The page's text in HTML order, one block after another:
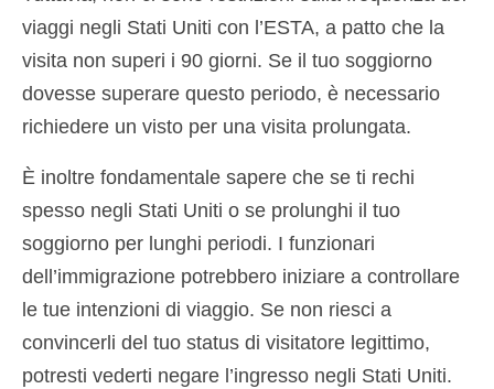
viaggi negli Stati Uniti con l’ESTA, a patto che la
visita non superi i 90 giorni. Se il tuo soggiorno
dovesse superare questo periodo, è necessario
richiedere un visto per una visita prolungata.
È inoltre fondamentale sapere che se ti rechi
spesso negli Stati Uniti o se prolunghi il tuo
soggiorno per lunghi periodi. I funzionari
dell’immigrazione potrebbero iniziare a controllare
le tue intenzioni di viaggio. Se non riesci a
convincerli del tuo status di visitatore legittimo,
potresti vederti negare l’ingresso negli Stati Uniti.